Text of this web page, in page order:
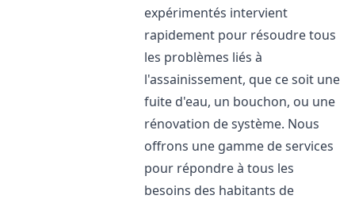
expérimentés intervient
rapidement pour résoudre tous
les problèmes liés à
l'assainissement, que ce soit une
fuite d'eau, un bouchon, ou une
rénovation de système. Nous
offrons une gamme de services
pour répondre à tous les
besoins des habitants de